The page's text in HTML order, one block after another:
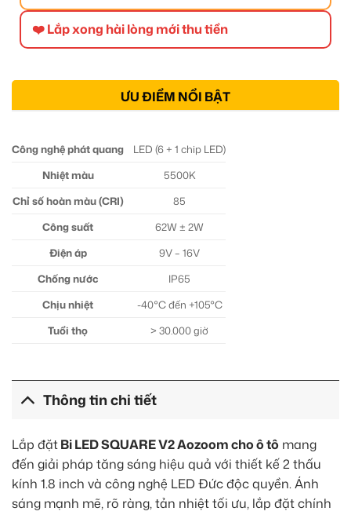
❤️ Lắp xong hài lòng mới thu tiền
ƯU ĐIỂM NỔI BẬT
Công nghệ phát quang
LED (6 + 1 chip LED)
Nhiệt màu
5500K
Chỉ số hoàn màu (CRI)
85
Công suất
62W ± 2W
Điện áp
9V – 16V
Chống nước
IP65
Chịu nhiệt
-40°C đến +105°C
Tuổi thọ
> 30.000 giờ
Thông tin chi tiết
Lắp đặtBi LED SQUARE V2 Aozoom cho ô tô mang
đến giải pháp tăng sáng hiệu quả với thiết kế 2 thấu
kính 1.8 inch và công nghệ LED Đức độc quyền. Ánh
sáng mạnh mẽ, rõ ràng, tản nhiệt tối ưu, lắp đặt chính